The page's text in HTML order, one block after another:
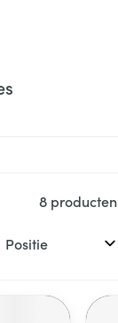
8 producten
Sorteer op: